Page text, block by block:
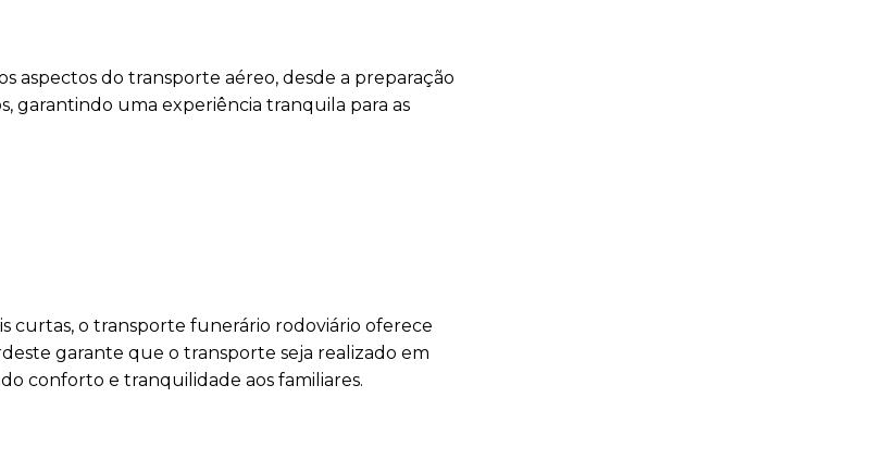
aspectos do transporte aéreo, desde a preparação
garantindo uma experiência tranquila para as
curtas, o transporte funerário rodoviário oferece
garante que o transporte seja realizado em
conforto e tranquilidade aos familiares.